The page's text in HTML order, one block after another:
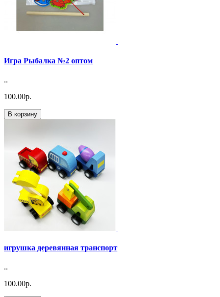
Игра Рыбалка №2 оптом
..
100.00р.
В корзину
игрушка деревянная транспорт
..
100.00р.